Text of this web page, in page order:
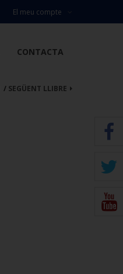
El meu compte
CONTACTA
SEGÜENT LLIBRE
/